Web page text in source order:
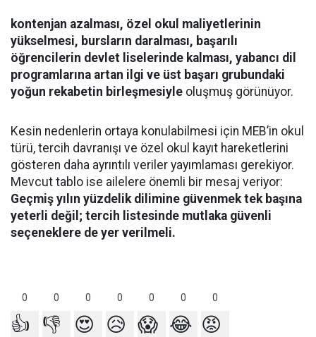
kontenjan azalması, özel okul maliyetlerinin
yükselmesi, bursların daralması, başarılı
öğrencilerin devlet liselerinde kalması, yabancı dil
programlarına artan ilgi ve üst başarı grubundaki
yoğun rekabetin birleşmesiyle oluşmuş görünüyor.
Kesin nedenlerin ortaya konulabilmesi için MEB’in okul
türü, tercih davranışı ve özel okul kayıt hareketlerini
gösteren daha ayrıntılı veriler yayımlaması gerekiyor.
Mevcut tablo ise ailelere önemli bir mesaj veriyor:
Geçmiş yılın yüzdelik dilimine güvenmek tek başına
yeterli değil; tercih listesinde mutlaka güvenli
seçeneklere de yer verilmeli.
0 0 0 0 0 0 0
👍 👎 😍 😥 😱 😂 😡